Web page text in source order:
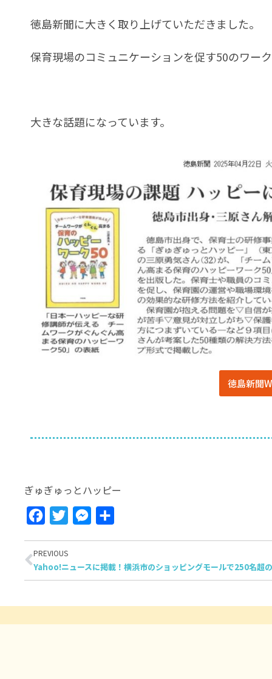
徳島新聞に大きく取り上げていただきました。
保育現場のコミュニケーションを促す50のワー
大きな話題になっています。
徳島新聞
ぎゅぎゅっとハッピー
FacebookTwitterMessenger
PREVIOUS